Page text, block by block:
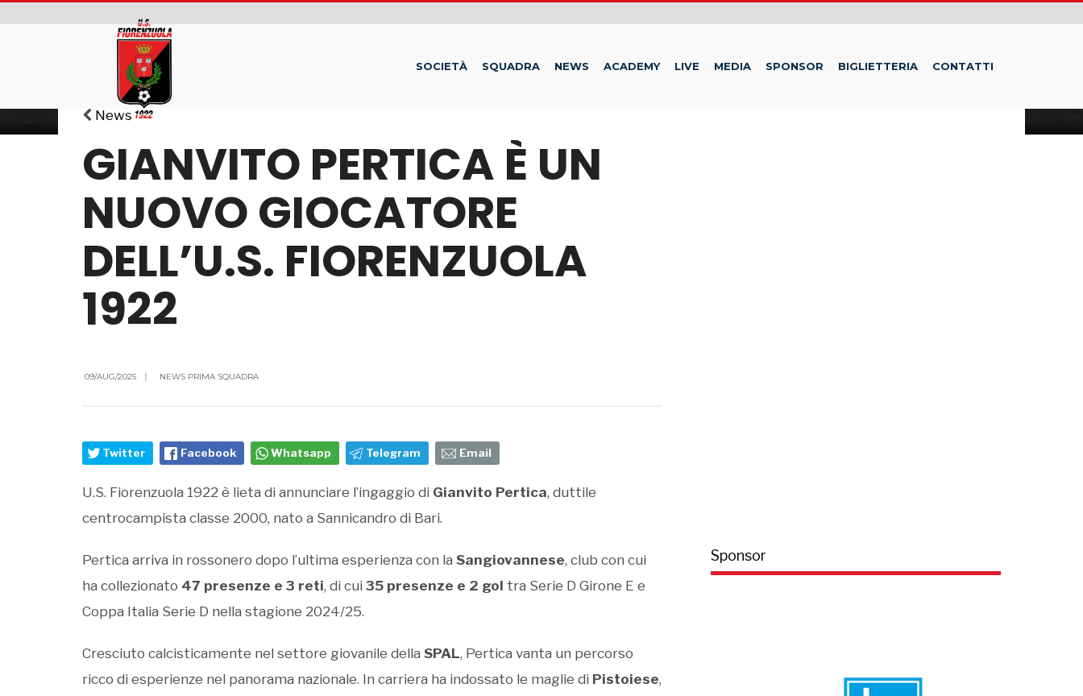
SOCIETÀ SQUADRA NEWS ACADEMY LIVE MEDIA SPONSOR BIGLIETTERIA CONTATTI
News
GIANVITO PERTICA È UN
NUOVO GIOCATORE
DELL’U.S. FIORENZUOLA
1922
09/AUG/2025 | NEWS PRIMA SQUADRA
Twitter Facebook Whatsapp Telegram Email
U.S. Fiorenzuola 1922 è lieta di annunciare l’ingaggio di Gianvito Pertica, duttile
centrocampista classe 2000, nato a Sannicandro di Bari.
Pertica arriva in rossonero dopo l’ultima esperienza con la Sangiovannese, club con cui
ha collezionato 47 presenze e 3 reti, di cui 35 presenze e 2 gol tra Serie D Girone E e
Coppa Italia Serie D nella stagione 2024/25.
Cresciuto calcisticamente nel settore giovanile della SPAL, Pertica vanta un percorso
ricco di esperienze nel panorama nazionale. In carriera ha indossato le maglie di Pistoiese,
Sponsor